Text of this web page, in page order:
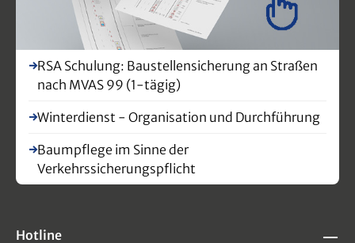
RSA Schulung: Baustellensicherung an Straßen
nach MVAS 99 (1-tägig)
Winterdienst - Organisation und Durchführung
Baumpflege im Sinne der
Verkehrssicherungspflicht
Hotline